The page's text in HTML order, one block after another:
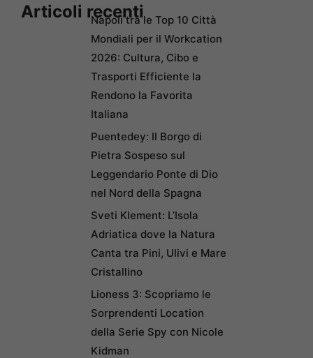
Articoli recentiNapoli tra le Top 10 Città
Mondiali per il Workcation
2026: Cultura, Cibo e
Trasporti Efficiente la
Rendono la Favorita
Italiana
Puentedey: Il Borgo di
Pietra Sospeso sul
Leggendario Ponte di Dio
nel Nord della Spagna
Sveti Klement: L’Isola
Adriatica dove la Natura
Canta tra Pini, Ulivi e Mare
Cristallino
Lioness 3: Scopriamo le
Sorprendenti Location
della Serie Spy con Nicole
Kidman